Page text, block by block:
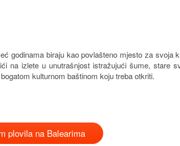
godinama biraju kao povlašteno mjesto za svoja
na izlete u unutrašnjost istražujući šume, stare
kulturnom baštinom koju treba otkriti.
plovila na Balearima